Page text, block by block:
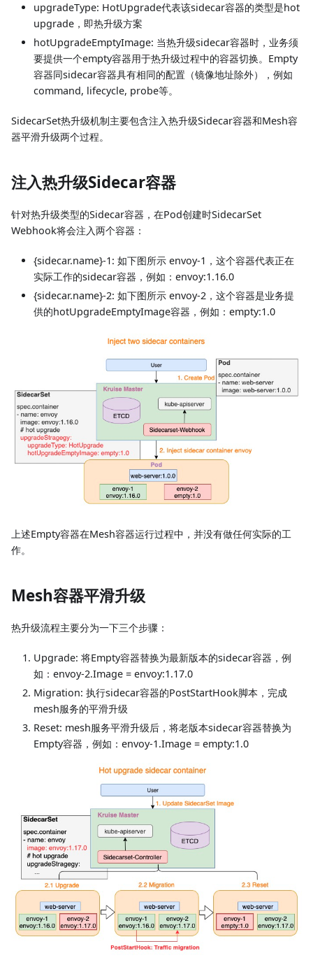
upgradeType: HotUpgrade代表该sidecar容器的类型是hot
upgrade，即热升级方案
hotUpgradeEmptyImage: 当热升级sidecar容器时，业务须
要提供一个empty容器用于热升级过程中的容器切换。Empty
容器同sidecar容器具有相同的配置（镜像地址除外），例如
command, lifecycle, probe等。
SidecarSet热升级机制主要包含注入热升级Sidecar容器和Mesh容
器平滑升级两个过程。
注入热升级Sidecar容器
针对热升级类型的Sidecar容器，在Pod创建时SidecarSet
Webhook将会注入两个容器：
{sidecar.name}-1: 如下图所示 envoy-1，这个容器代表正在
实际工作的sidecar容器，例如：envoy:1.16.0
{sidecar.name}-2: 如下图所示 envoy-2，这个容器是业务提
供的hotUpgradeEmptyImage容器，例如：empty:1.0
上述Empty容器在Mesh容器运行过程中，并没有做任何实际的工
作。
Mesh容器平滑升级
热升级流程主要分为一下三个步骤：
Upgrade: 将Empty容器替换为最新版本的sidecar容器，例
如：envoy-2.Image = envoy:1.17.0
Migration: 执行sidecar容器的PostStartHook脚本，完成
mesh服务的平滑升级
Reset: mesh服务平滑升级后，将老版本sidecar容器替换为
Empty容器，例如：envoy-1.Image = empty:1.0